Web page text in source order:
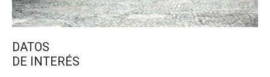
DATOS
DE INTERÉS